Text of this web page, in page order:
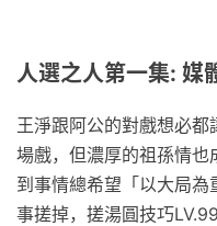
人選之人第一集: 媒
王淨跟阿公的對戲想必
場戲，但濃厚的祖孫情
到事情總希望「以大局
事搓掉，搓湯圓技巧